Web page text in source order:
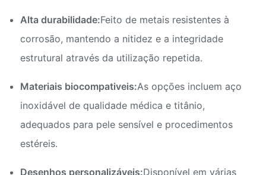
Alta durabilidade:Feito de metais resistentes à
corrosão, mantendo a nitidez e a integridade
estrutural através da utilização repetida.
Materiais biocompativeis:As opções incluem aço
inoxidável de qualidade médica e titânio,
adequados para pele sensível e procedimentos
estéreis.
Desenhos personalizáveis:Disponível em várias